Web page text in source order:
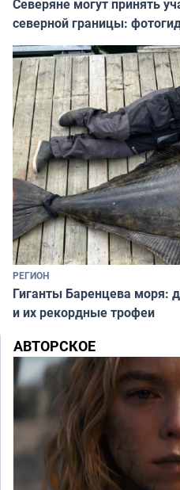
Северяне могут принять
северной границы:
РЕГИОН
Гиганты Баренцева моря:
и их рекордные трофеи
АВТОРСКОЕ